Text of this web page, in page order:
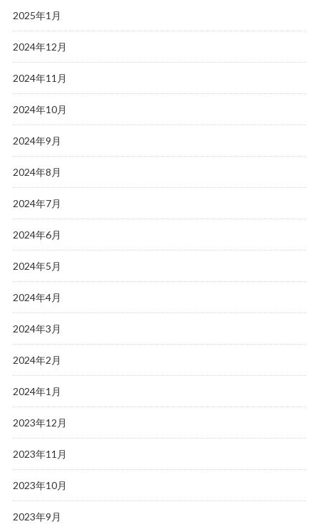
2025年1月
2024年12月
2024年11月
2024年10月
2024年9月
2024年8月
2024年7月
2024年6月
2024年5月
2024年4月
2024年3月
2024年2月
2024年1月
2023年12月
2023年11月
2023年10月
2023年9月